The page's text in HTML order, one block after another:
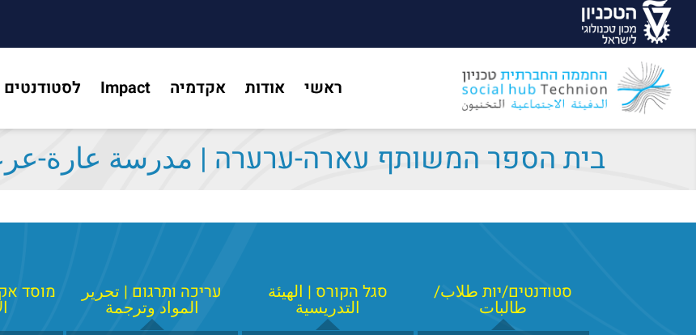
ראשי אודות אקדמיה Impact לסטודנטים
בית הספר המשותף עארה-ערערה | مدرسة عارة-
סטודנטים/יות طلاب/
طالبات
סגל הקורס | الهيئة
التدريسية
עריכה ותרגום | تحرير
المواد وترجمة
מוסד